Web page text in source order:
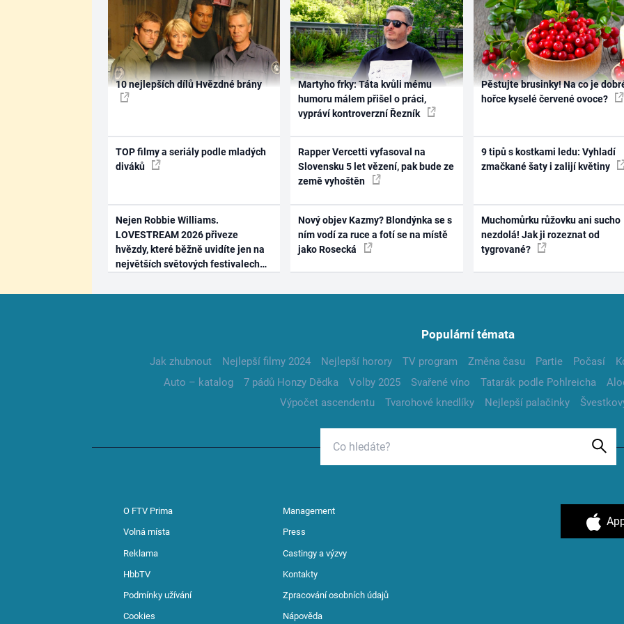
10 nejlepších dílů Hvězdné brány
TOP filmy a seriály podle mladých
diváků
Nejen Robbie Williams.
LOVESTREAM 2026 přiveze
hvězdy, které běžně uvidíte jen na
největších světových festivalech
Martyho frky: Táta kvůli mému
humoru málem přišel o práci,
vypráví kontroverzní Řezník
Rapper Vercetti vyfasoval na
Slovensku 5 let vězení, pak bude ze
země vyhoštěn
Nový objev Kazmy? Blondýnka se s
ním vodí za ruce a fotí se na místě
jako Rosecká
Pěstujte brusinky! Na co je
hořce kyselé červené ovoce?
9 tipů s kostkami ledu: Vyhladí
zmačkané šaty i zalijí květiny
Muchomůrku růžovku ani sucho
nezdolá! Jak ji rozeznat od
tygrované?
Populární témata
Jak zhubnout Nejlepší filmy 2024 Nejlepší horory TV program Změna času Partie Počasí
Auto – katalog
7 pádů Honzy Dědka Volby 2025 Svařené víno Tatarák podle Pohlreicha
Výpočet ascendentu
Tvarohové knedlíky Nejlepší palačinky
O FTV Prima Management
Volná místa Press
Reklama Castingy a výzvy
HbbTV Kontakty
Podmínky užívání Zpracování osobních údajů
Cookies Nápověda